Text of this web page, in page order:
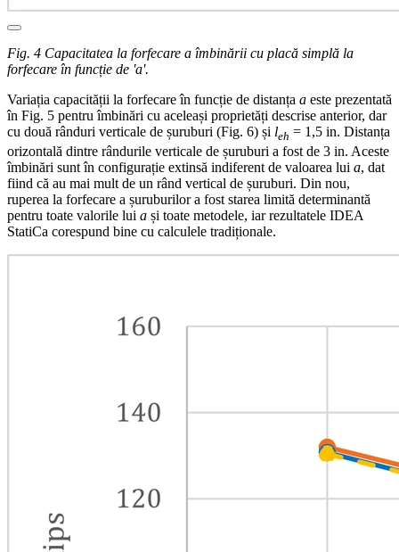
Fig. 4 Capacitatea la forfecare a îmbinării cu placă simplă la
forfecare în funcție de 'a'.
Variația capacității la forfecare în funcție de distanța a este prezentată
în Fig. 5 pentru îmbinări cu aceleași proprietăți descrise anterior, dar
cu două rânduri verticale de șuruburi (Fig. 6) și leh = 1,5 in. Distanța
orizontală dintre rândurile verticale de șuruburi a fost de 3 in. Aceste
îmbinări sunt în configurație extinsă indiferent de valoarea lui a, dat
fiind că au mai mult de un rând vertical de șuruburi. Din nou,
ruperea la forfecare a șuruburilor a fost starea limită determinantă
pentru toate valorile lui a și toate metodele, iar rezultatele IDEA
StatiCa corespund bine cu calculele tradiționale.